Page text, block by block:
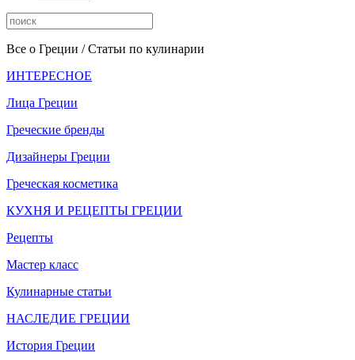
Все о Греции / Статьи по кулинарии
ИНТЕРЕСНОЕ
Лица Греции
Греческие бренды
Дизайнеры Греции
Греческая косметика
КУХНЯ И РЕЦЕПТЫ ГРЕЦИИ
Рецепты
Мастер класс
Кулинарные статьи
НАСЛЕДИЕ ГРЕЦИИ
История Греции